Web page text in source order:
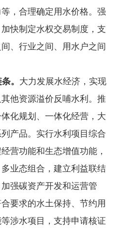
，合理确定用水价格。强
快制定水权交易制度，支
、行业之间、用水户之间
。 大力发展水经济，实现
他资源溢价反哺水利。推
化规划、一体化经营，大
产品。实行水利项目综合
营功能和生态增值功能，
业态组合，建立利益联结
强碳资产开发和运营管
要求的水土保持、节约用
涉水项目，支持申请核证